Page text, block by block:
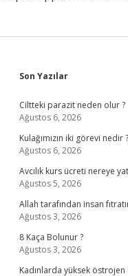
Sidebar
Son Yazılar
Ciltteki parazit neden olur ?
Ağustos 6, 2026
Kulağımızın iki görevi nedir ?
Ağustos 6, 2026
Avcılık kurs ücreti nereye
Ağustos 5, 2026
Allah tarafından insan
Ağustos 3, 2026
8 Kaça Bolunur ?
Ağustos 3, 2026
Kadınlarda yüksek